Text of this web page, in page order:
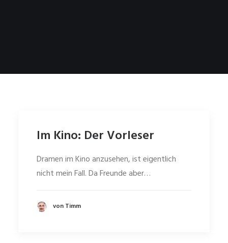
Im Kino: Der Vorleser
Dramen im Kino anzusehen, ist eigentlich
nicht mein Fall. Da Freunde aber…
von Timm